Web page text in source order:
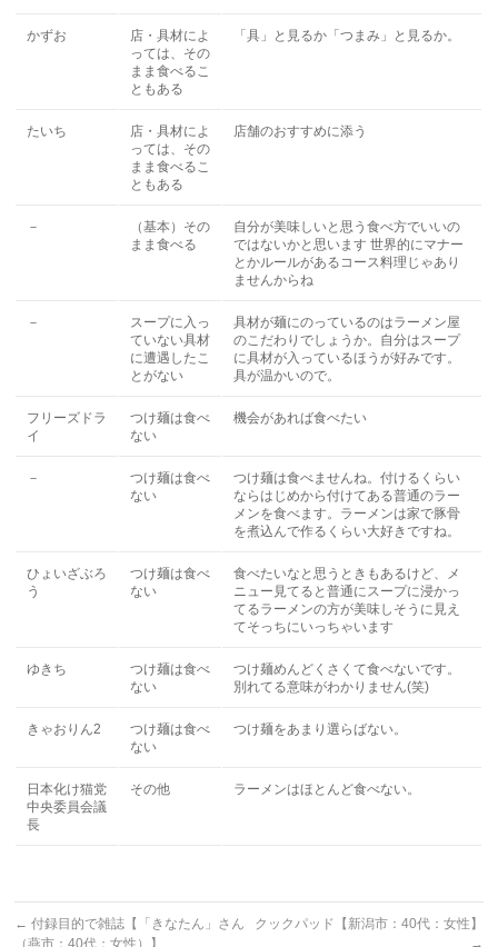
かずお
店・具材によ
っては、その
まま食べるこ
ともある
「具」と見るか「つまみ」と見るか。
たいち
店・具材によ
っては、その
まま食べるこ
ともある
店舗のおすすめに添う
－
（基本）その
まま食べる
自分が美味しいと思う食べ方でいいの
ではないかと思います 世界的にマナー
とかルールがあるコース料理じゃあり
ませんからね
－
スープに入っ
ていない具材
に遭遇したこ
とがない
具材が麺にのっているのはラーメン屋
のこだわりでしょうか。自分はスープ
に具材が入っているほうが好みです。
具が温かいので。
フリーズドラ
イ
つけ麺は食べ
ない
機会があれば食べたい
－
つけ麺は食べ
ない
つけ麺は食べませんね。付けるくらい
ならはじめから付けてある普通のラー
メンを食べます。ラーメンは家で豚骨
を煮込んで作るくらい大好きですね。
ひょいざぶろ
う
つけ麺は食べ
ない
食べたいなと思うときもあるけど、メ
ニュー見てると普通にスープに浸かっ
てるラーメンの方が美味しそうに見え
てそっちにいっちゃいます
ゆきち
つけ麺は食べ
ない
つけ麺めんどくさくて食べないです。
別れてる意味がわかりません(笑)
きゃおりん2
つけ麺は食べ
ない
つけ麺をあまり選らばない。
日本化け猫党
中央委員会議
長
その他 ラーメンはほとんど食べない。
← 付録目的で雑誌【「きなたん」さん
（燕市：40代：女性）】
クックパッド【新潟市：40代：女性】
→